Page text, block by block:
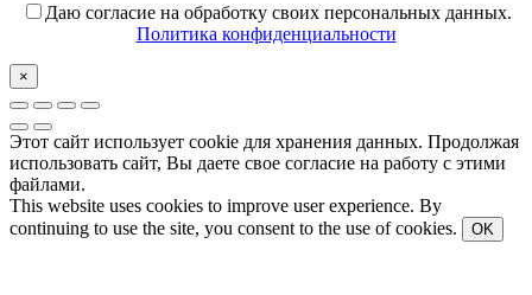
Даю согласие на обработку своих персональных данных.
Политика конфиденциальности
×
Этот сайт использует cookie для хранения данных. Продолжая
использовать сайт, Вы даете свое согласие на работу с этими
файлами.
This website uses cookies to improve user experience. By
continuing to use the site, you consent to the use of cookies.
OK